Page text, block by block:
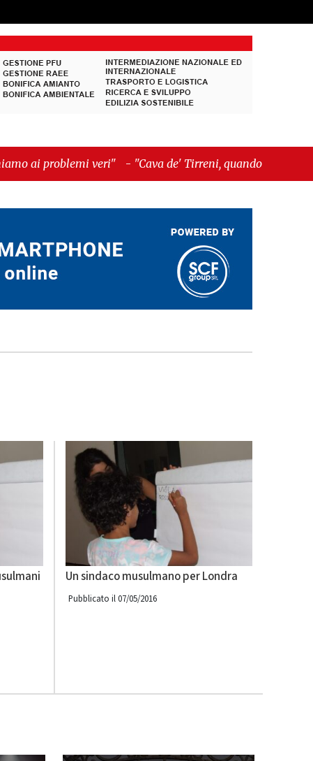
- "Cava de' Tirreni, quando la burocrazia
Un sindaco musulmano per Londra
Pubblicato il 07/05/2016